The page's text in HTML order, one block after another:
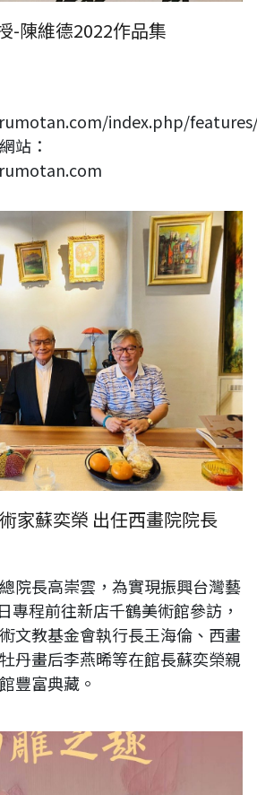
-陳維德2022作品集
index.php/
站：
家蘇奕榮 出任西畫院院長
院長高崇雲，為實現振興台灣藝
專程前往新店千鶴美術館參訪，
文教基金會執行長王海倫、西畫
丹畫后李燕晞等在館長蘇奕榮親
豐富典藏。